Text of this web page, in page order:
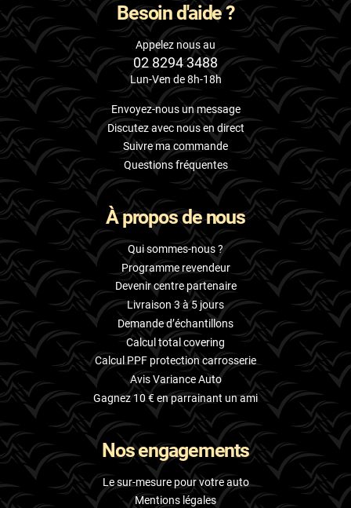
Besoin d'aide ?
Appelez nous au
02 8294 3488
Lun-Ven de 8h-18h
Envoyez-nous un message
Discutez avec nous en direct
Suivre ma commande
Questions fréquentes
À propos de nous
Qui sommes-nous ?
Programme revendeur
Devenir centre partenaire
Livraison 3 à 5 jours
Demande d’échantillons
Calcul total covering
Calcul PPF protection carrosserie
Avis Variance Auto
Gagnez 10 € en parrainant un ami
Nos engagements
Le sur-mesure pour votre auto
Mentions légales